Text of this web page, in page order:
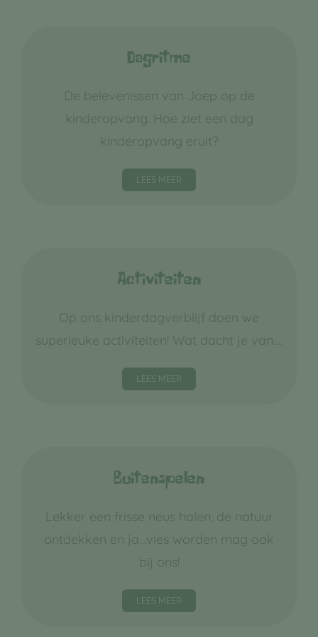
Dagritme
De belevenissen van Joep op de
kinderopvang. Hoe ziet een dag
kinderopvang eruit?
LEES MEER
Activiteiten
Op ons kinderdagverblijf doen we
superleuke activiteiten! Wat dacht je van….
LEES MEER
Buitenspelen
Lekker een frisse neus halen, de natuur
ontdekken en ja…vies worden mag ook
bij ons!
LEES MEER